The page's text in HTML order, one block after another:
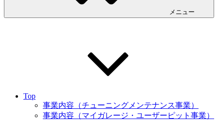
メニュー
Top
事業内容（チューニングメンテナンス事業）
事業内容（マイガレージ・ユーザーピット事業）